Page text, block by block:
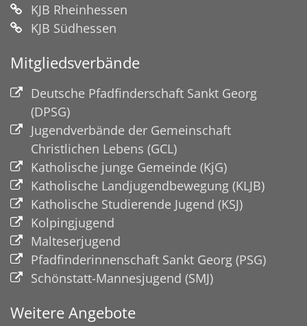
KJB Rheinhessen
KJB Südhessen
Mitgliedsverbände
Deutsche Pfadfinderschaft Sankt Georg
(DPSG)
Jugendverbände der Gemeinschaft
Christlichen Lebens (GCL)
Katholische junge Gemeinde (KjG)
Katholische Landjugendbewegung (KLJB)
Katholische Studierende Jugend (KSJ)
Kolpingjugend
Malteserjugend
Pfadfinderinnenschaft Sankt Georg (PSG)
Schönstatt-Mannesjugend (SMJ)
Weitere Angebote